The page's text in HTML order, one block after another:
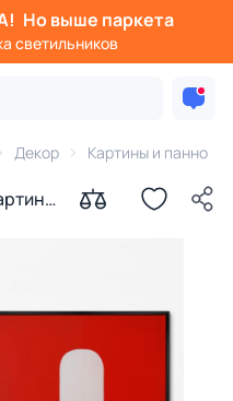
Но выше паркета
светильников
Декор Картины и панно